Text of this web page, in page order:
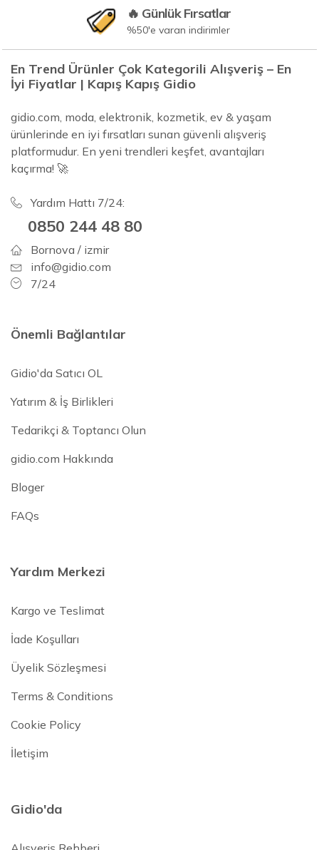
🔥 Günlük Fırsatlar
%50'e varan indirimler
En Trend Ürünler Çok Kategorili Alışveriş – En
İyi Fiyatlar | Kapış Kapış Gidio
gidio.com, moda, elektronik, kozmetik, ev & yaşam
ürünlerinde en iyi fırsatları sunan güvenli alışveriş
platformudur. En yeni trendleri keşfet, avantajları
kaçırma! 🚀
Yardım Hattı 7/24:
0850 244 48 80
Bornova / izmir
info@gidio.com
7/24
Önemli Bağlantılar
Gidio'da Satıcı OL
Yatırım & İş Birlikleri
Tedarikçi & Toptancı Olun
gidio.com Hakkında
Bloger
FAQs
Yardım Merkezi
Kargo ve Teslimat
İade Koşulları
Üyelik Sözleşmesi
Terms & Conditions
Cookie Policy
İletişim
Gidio'da